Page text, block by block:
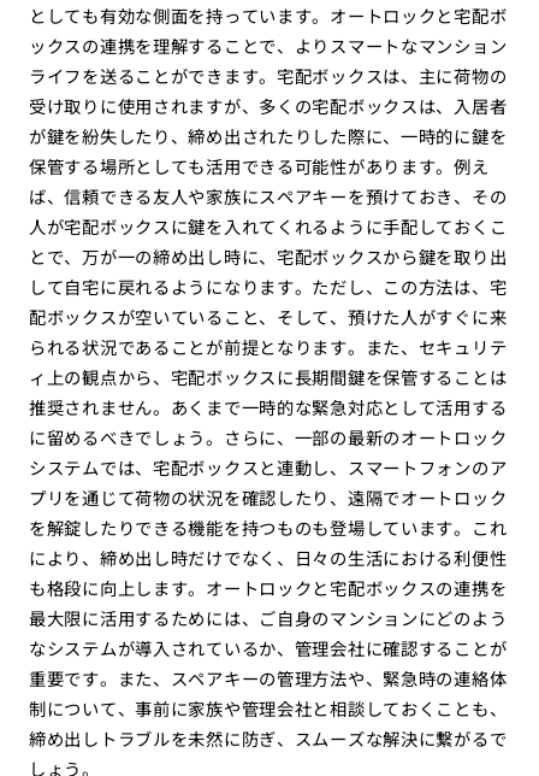
としても有効な側面を持っています。オートロックと宅配ボ
ックスの連携を理解することで、よりスマートなマンション
ライフを送ることができます。宅配ボックスは、主に荷物の
受け取りに使用されますが、多くの宅配ボックスは、入居者
が鍵を紛失したり、締め出されたりした際に、一時的に鍵を
保管する場所としても活用できる可能性があります。例え
ば、信頼できる友人や家族にスペアキーを預けておき、その
人が宅配ボックスに鍵を入れてくれるように手配しておくこ
とで、万が一の締め出し時に、宅配ボックスから鍵を取り出
して自宅に戻れるようになります。ただし、この方法は、宅
配ボックスが空いていること、そして、預けた人がすぐに来
られる状況であることが前提となります。また、セキュリテ
ィ上の観点から、宅配ボックスに長期間鍵を保管することは
推奨されません。あくまで一時的な緊急対応として活用する
に留めるべきでしょう。さらに、一部の最新のオートロック
システムでは、宅配ボックスと連動し、スマートフォンのア
プリを通じて荷物の状況を確認したり、遠隔でオートロック
を解錠したりできる機能を持つものも登場しています。これ
により、締め出し時だけでなく、日々の生活における利便性
も格段に向上します。オートロックと宅配ボックスの連携を
最大限に活用するためには、ご自身のマンションにどのよう
なシステムが導入されているか、管理会社に確認することが
重要です。また、スペアキーの管理方法や、緊急時の連絡体
制について、事前に家族や管理会社と相談しておくことも、
締め出しトラブルを未然に防ぎ、スムーズな解決に繋がるで
しょう。